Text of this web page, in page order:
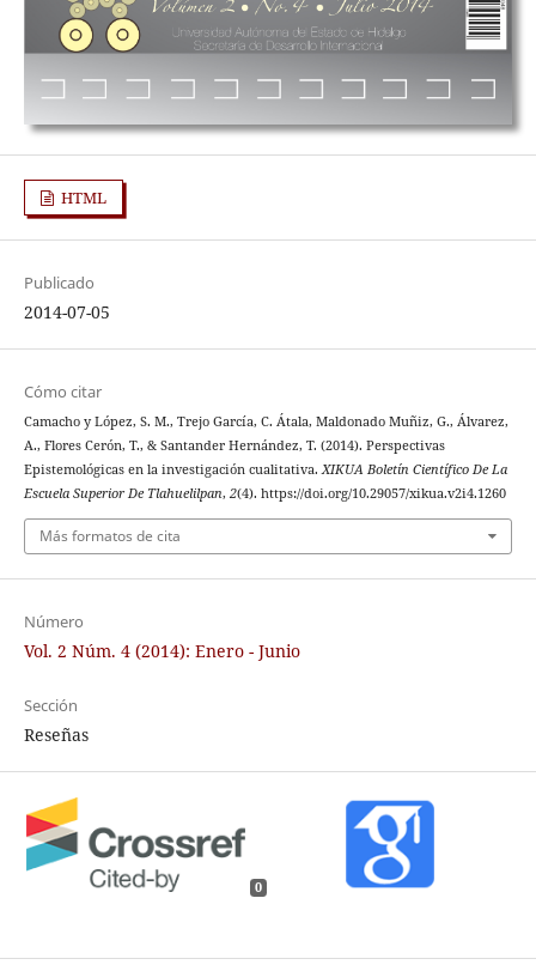
HTML
Publicado
2014-07-05
Cómo citar
Camacho y López, S. M., Trejo García, C. Átala, Maldonado Muñiz, G., Álvarez,
A., Flores Cerón, T., & Santander Hernández, T. (2014). Perspectivas
Epistemológicas en la investigación cualitativa.XIKUA Boletín Científico De La
Escuela Superior De Tlahuelilpan, 2(4). https://doi.org/10.29057/xikua.v2i4.1260
Más formatos de cita
Número
Vol. 2 Núm. 4 (2014): Enero - Junio
Sección
Reseñas
0